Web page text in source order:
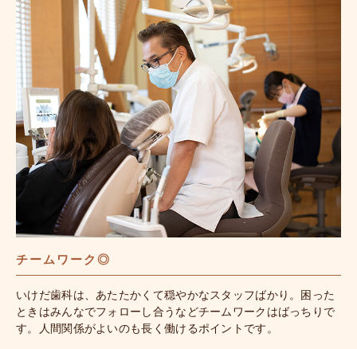
チームワーク◎
いけだ歯科は、あたたかくて穏やかなスタッフばかり。困った
ときはみんなでフォローし合うなどチームワークはばっちりで
す。人間関係がよいのも長く働けるポイントです。